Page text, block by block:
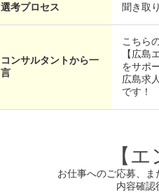
選考プロセス 聞き取
コンサルタントから一
言
こちら
【広島
をサポ
広島求
です！
【
お仕事へのご応募、ま
内容確認